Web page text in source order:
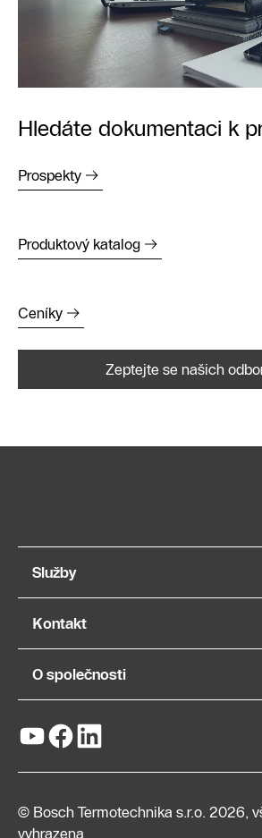
Hledáte dokumentaci k
Prospekty
Produktový katalog
Ceníky
Zeptejte se našich
Služby
Kontakt
O společnosti
© Bosch Termotechnika s.r.o. 2026,
vyhrazena